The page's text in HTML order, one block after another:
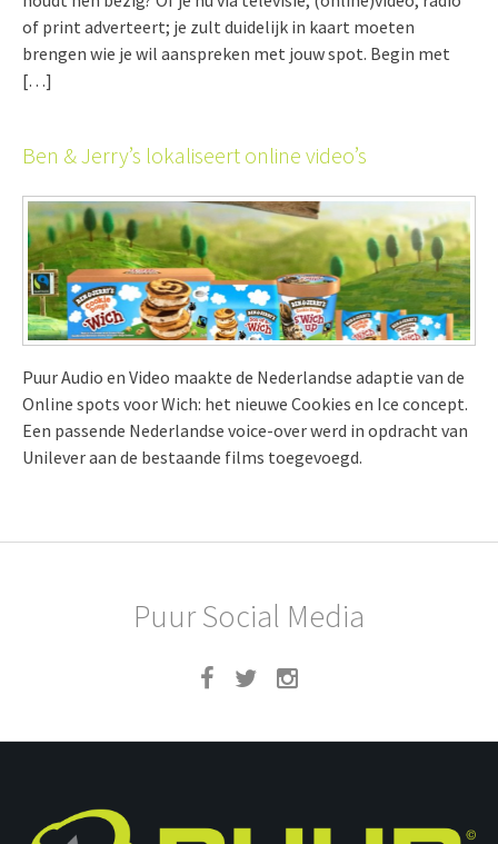
of print adverteert; je zult duidelijk in kaart moeten
brengen wie je wil aanspreken met jouw spot. Begin met
[…]
Ben & Jerry’s lokaliseert online video’s
Puur Audio en Video maakte de Nederlandse adaptie van de
Online spots voor Wich: het nieuwe Cookies en Ice concept.
Een passende Nederlandse voice-over werd in opdracht van
Unilever aan de bestaande films toegevoegd.
Puur Social Media